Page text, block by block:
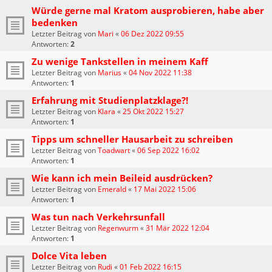
Würde gerne mal Kratom ausprobieren, habe aber
bedenken
Letzter Beitrag von Mari «06 Dez 2022 09:55
Antworten:2
Zu wenige Tankstellen in meinem Kaff
Letzter Beitrag von Marius«04 Nov 2022 11:38
Antworten: 1
Erfahrung mit Studienplatzklage?!
Letzter Beitrag von Klara «25 Okt 2022 15:27
Antworten: 1
Tipps um schneller Hausarbeit zu schreiben
Letzter Beitrag vonToadwart«06 Sep 2022 16:02
Antworten: 1
Wie kann ich mein Beileid ausdrücken?
Letzter Beitrag von Emerald« 17 Mai 2022 15:06
Antworten: 1
Was tun nach Verkehrsunfall
Letzter Beitrag von Regenwurm«31 Mär 2022 12:04
Antworten: 1
Dolce Vita leben
Letzter Beitrag von Rudi «01 Feb 2022 16:15